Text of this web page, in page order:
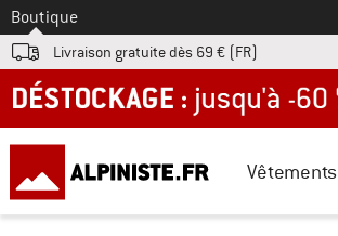
Vers le
Boutique
Livraison gratuite dès 69 € (FR)
DÉSTOCKAGE : jusqu'à -60 %
Vêtements